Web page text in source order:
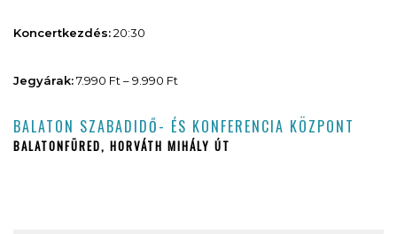
Koncertkezdés:20:30
Jegyárak:7.990 Ft – 9.990 Ft
BALATON SZABADIDŐ- ÉS KONFERENCIA KÖZPONT
BALATONFÜRED, HORVÁTH MIHÁLY ÚT